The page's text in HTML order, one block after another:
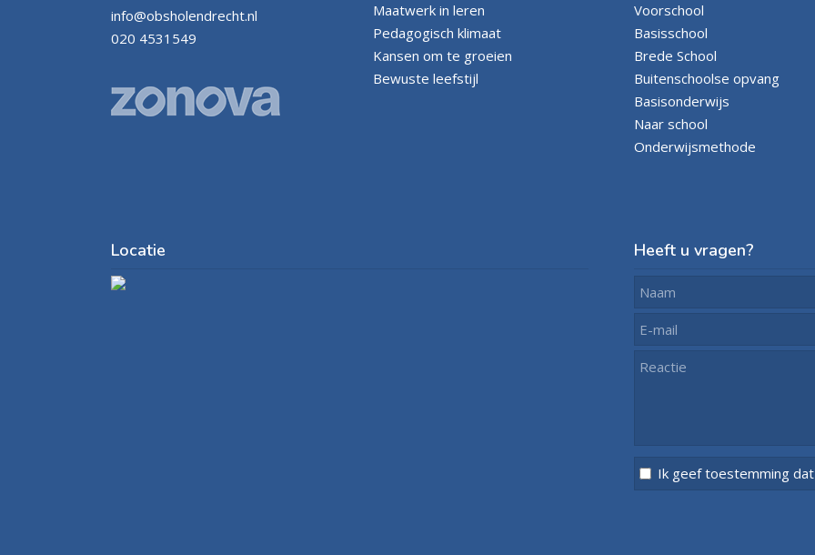
info@obsholendrecht.nl
020 4531549
Maatwerk in leren
Pedagogisch klimaat
Kansen om te groeien
Bewuste leefstijl
Voorschool
Basisschool
Brede School
Buitenschoolse opvang
Basisonderwijs
Naar school
Onderwijsmethode
Locatie Heeft u vragen?
Ik geef toestemming